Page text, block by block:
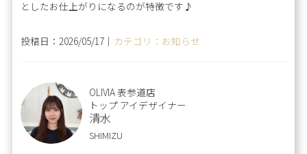
としたお仕上がりになるのが特徴です♪
投稿日：2026/05/17｜ カテゴリ：お知らせ
OLIVIA 表参道店
トップ アイデザイナー
清水
SHIMIZU